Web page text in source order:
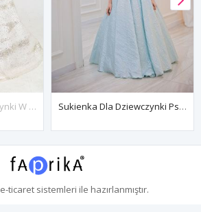
Sukienka Dla Dziewczynki W Wieku 2-6 Lat W Kolorze Ciemnoszarym 20040 W Kolorze Złamanej Bieli Sukienka Dla Dziewczynki Psyche 7-11 Lat 30103 Baby Blue
e-ticaretsistemleri ile hazırlanmıştır.